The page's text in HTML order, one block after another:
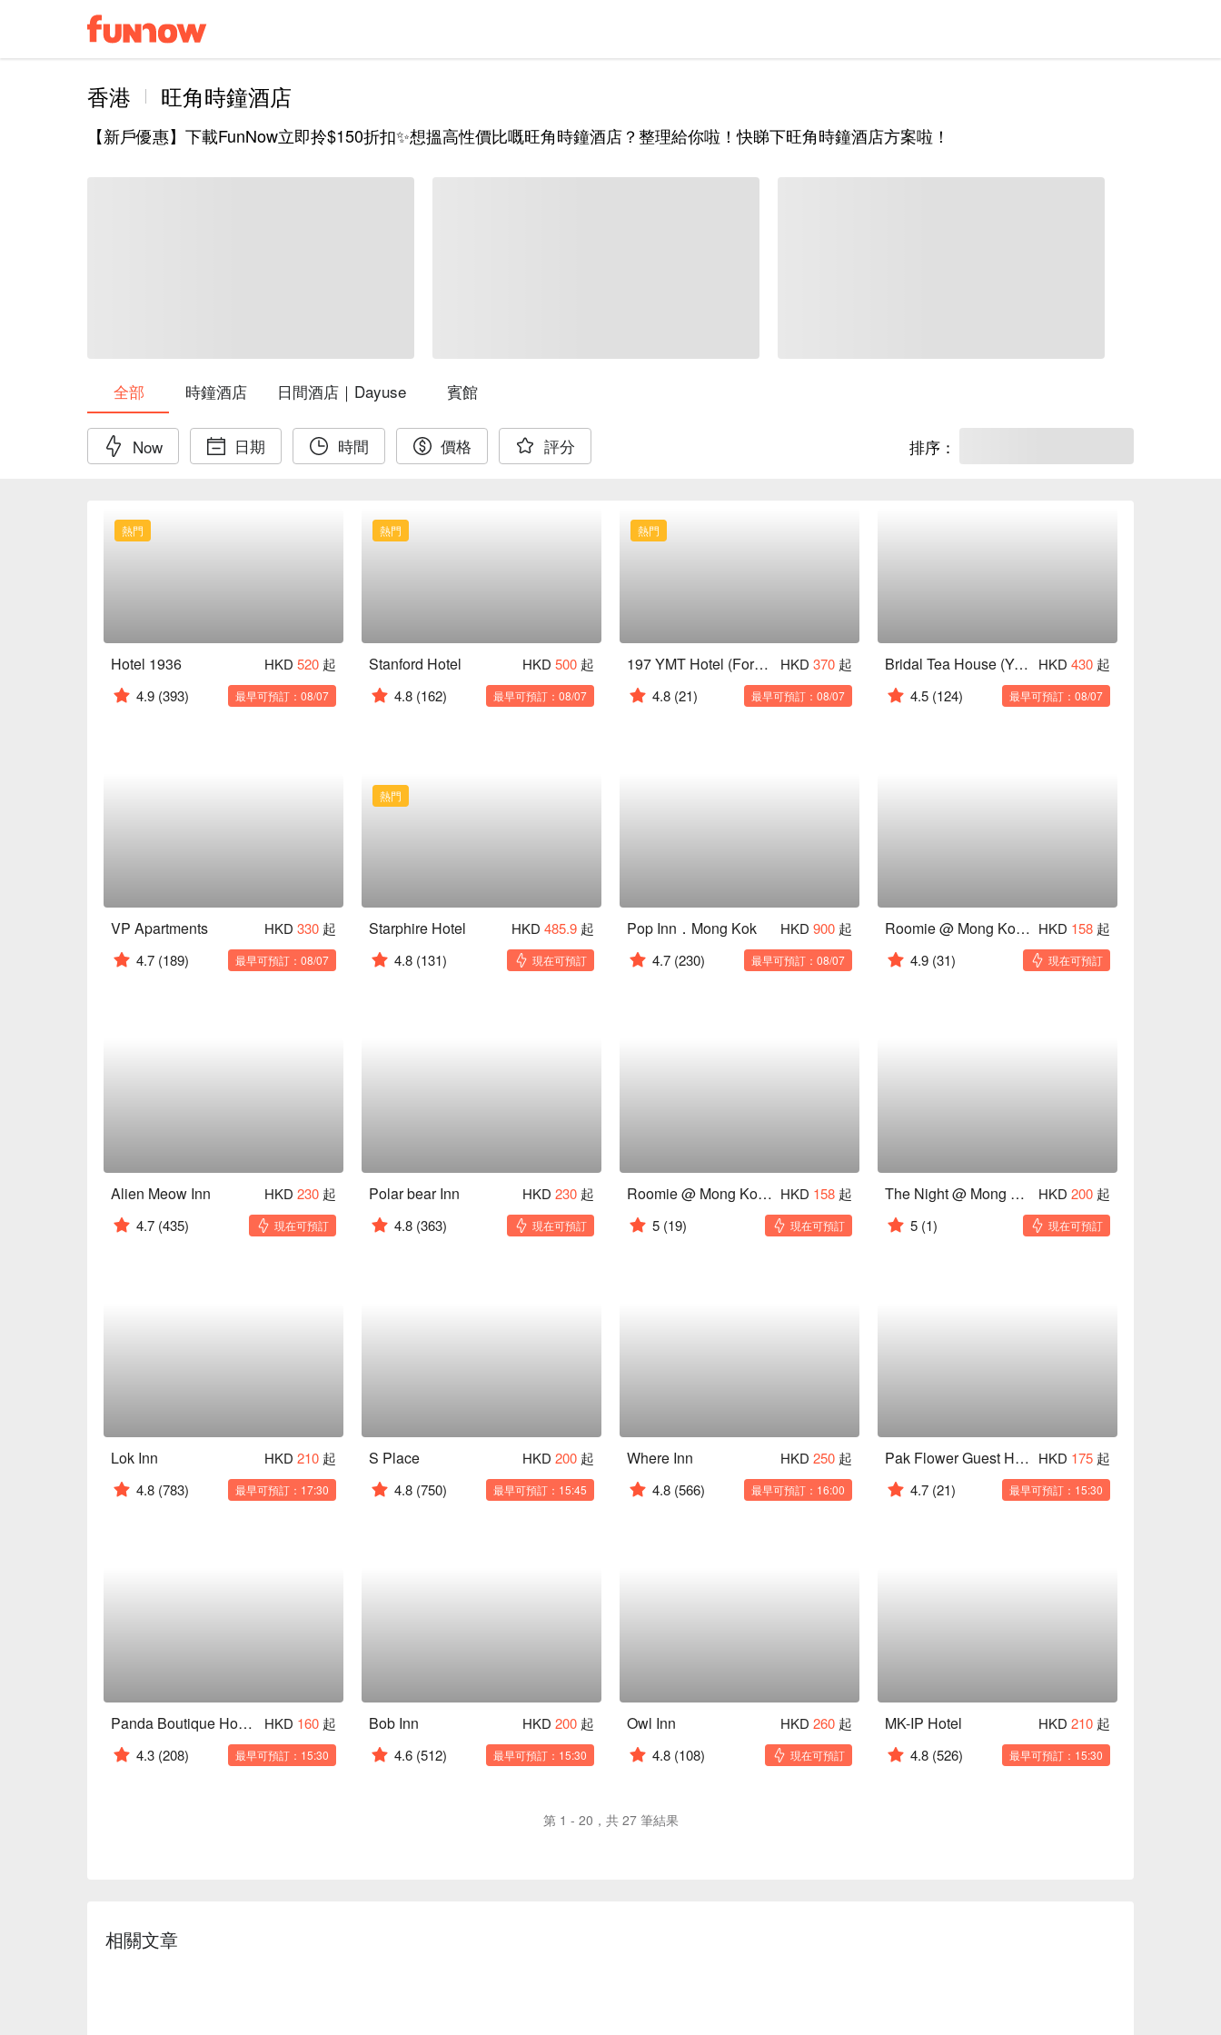
香港 旺角時鐘酒店
【新戶優惠】下載FunNow立即拎$150折扣✨想搵高性價比嘅旺角時鐘酒店？整理給你啦！快睇下旺角時鐘酒店方案啦！
全部 時鐘酒店 日間酒店｜Dayuse 賓館
Now 日期 時間 價格 評分 排序：
熱門
Hotel 1936 HKD 520 起
4.9 (393) 最早可預訂：08/07
熱門
Stanford Hotel HKD 500 起
4.8 (162) 最早可預訂：08/07
熱門
197 YMT Hotel (Former Lumine Hotel) HKD 370 起
4.8 (21) 最早可預訂：08/07
Bridal Tea House (Yau Ma Tei) HKD 430 起
4.5 (124) 最早可預訂：08/07
VP Apartments HKD 330 起
4.7 (189) 最早可預訂：08/07
熱門
Starphire Hotel HKD 485.9 起
4.8 (131) 現在可預訂
Pop Inn．Mong Kok HKD 900 起
4.7 (230) 最早可預訂：08/07
Roomie @ Mong Kok 19/F HKD 158 起
4.9 (31) 現在可預訂
Alien Meow Inn HKD 230 起
4.7 (435) 現在可預訂
Polar bear Inn HKD 230 起
4.8 (363) 現在可預訂
Roomie @ Mong Kok 25/F HKD 158 起
5 (19) 現在可預訂
The Night @ Mong Kok HKD 200 起
5 (1) 現在可預訂
Lok Inn HKD 210 起
4.8 (783) 最早可預訂：17:30
S Place HKD 200 起
4.8 (750) 最早可預訂：15:45
Where Inn HKD 250 起
4.8 (566) 最早可預訂：16:00
Pak Flower Guest House HKD 175 起
4.7 (21) 最早可預訂：15:30
Panda Boutique Hostel HKD 160 起
4.3 (208) 最早可預訂：15:30
Bob Inn HKD 200 起
4.6 (512) 最早可預訂：15:30
Owl Inn HKD 260 起
4.8 (108) 現在可預訂
MK-IP Hotel HKD 210 起
4.8 (526) 最早可預訂：15:30
第 1 - 20，共 27 筆結果
相關文章